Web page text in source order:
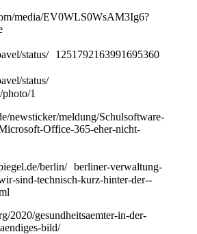
media/EV0WLS0WsAM3Ig6?
status/ 1251792163991695360
status/
1
newsticker/meldung/Schulsoftware-
Office-365-eher-nicht-
berlin/ berliner-verwaltung-
sind-technisch-kurz-hinter-der-­
2020/­gesundheitsaemter-in-der-
bild/